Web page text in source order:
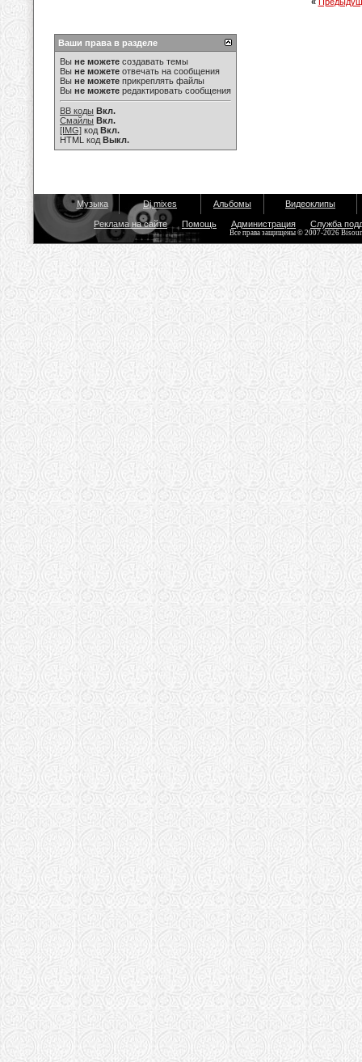
Ваши права в разделе
Вы не можете создавать темы
Вы не можете отвечать на сообщения
Вы не можете прикреплять файлы
Вы не можете редактировать сообщения
BB коды Вкл.
Смайлы Вкл.
[IMG] код Вкл.
HTML код Выкл.
Музыка Dj mixes Альбомы Видеоклипы
Реклама на сайте Помощь Администрация Служба
Все права защищены © 2007-2026